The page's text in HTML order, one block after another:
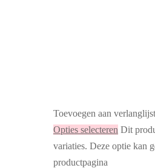
Toevoegen aan verlanglijst
Opties selecteren Dit
variaties. Deze optie kan
productpagina